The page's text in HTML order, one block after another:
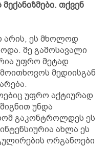
თქვენ
არის, ეს მხოლოდ
მე გამოსავალი
უფრო მეტად
მედიისგან
უფრო აქტიურად
უნდა
გაკონტროლდეს ეს
ახლა ეს
ორგანოები